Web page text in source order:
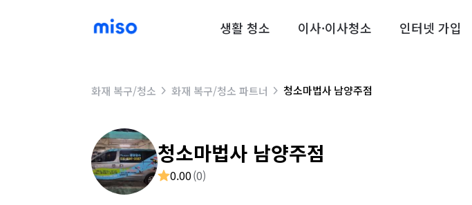
생활 청소 이사·이사청소 인터넷 가입
화재 복구/청소 화재 복구/청소 파트너 청소마법사 남양주점
청소마법사 남양주점
0.00(0)